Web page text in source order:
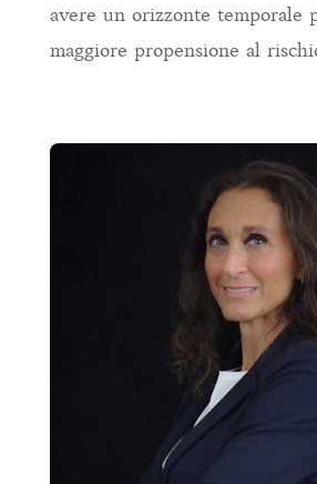
avere un orizzonte temporale
maggiore propensione al